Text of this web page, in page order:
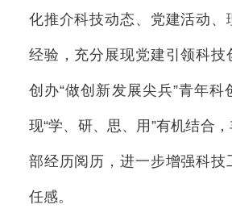
化推介科技动态、党建活动、
经验，充分展现党建引领科技
创办“做创新发展尖兵”青年科
现“学、研、思、用”有机结合
部经历阅历，进一步增强科技
任感。